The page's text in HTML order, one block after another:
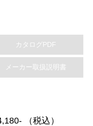
カタログPDF
メーカー取扱説明書
（税込）